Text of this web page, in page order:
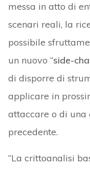
messa in atto di
scenari reali, la
possibile
un nuovo “side-
di disporre di
applicare in
attaccare o di una
precedente.
“La crittoanalisi